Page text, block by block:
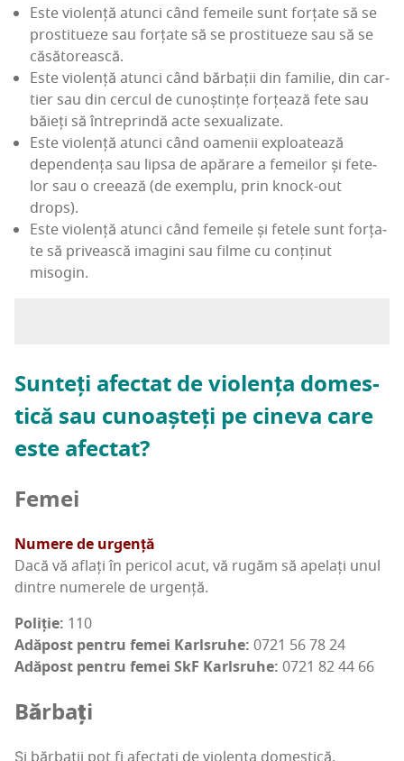
Este vio­len­ță atunci când feme­i­le sunt for­ța­te să se
pros­ti­tu­e­ze sau for­ța­te să se pros­ti­tu­e­ze sau să se
căsătorească.
Este vio­len­ță atunci când băr­ba­ții din fami­lie, din car­
ti­er sau din cer­cul de cunoș­tin­țe for­țea­ză fete sau
băieți să între­prin­dă acte sexualizate.
Este vio­len­ță atunci când oame­nii exploa­tea­ză
depen­den­ța sau lip­sa de apă­ra­re a feme­i­lor și fete­
lor sau o cre­ea­ză (de exem­plu, prin kno­ck-out
drops).
Este vio­len­ță atunci când feme­i­le și fete­le sunt for­ța­
te să pri­veas­că ima­gini sau fil­me cu con­ți­nut
misogin.
Sun­teți afec­tat de vio­len­ța domes­
ti­că sau cunoaș­teți pe cine­va care
este afectat?
Femei
Nume­re de urgență
Dacă vă aflați în peri­col acut, vă rugăm să ape­lați unul
din­tre nume­re­le de urgență.
Poli­ție: 110
Adă­post pen­tru femei Karl­sru­he: 0721 56 78 24
Adă­post pen­tru femei SkF Karl­sru­he: 0721 82 44 66
Băr­bați